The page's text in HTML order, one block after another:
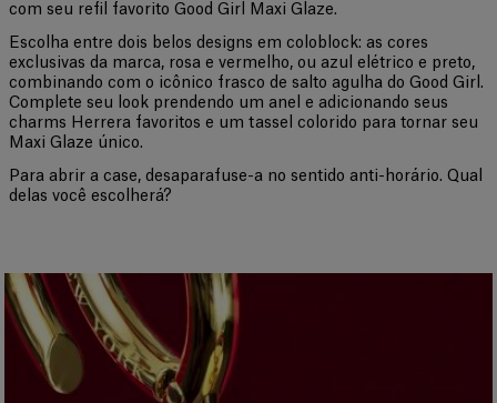
com seu refil favorito Good Girl Maxi Glaze.
Escolha entre dois belos designs em coloblock: as cores
exclusivas da marca, rosa e vermelho, ou azul elétrico e preto,
combinando com o icônico frasco de salto agulha do Good Girl.
Complete seu look prendendo um anel e adicionando seus
charms Herrera favoritos e um tassel colorido para tornar seu
Maxi Glaze único.
Para abrir a case, desaparafuse-a no sentido anti-horário. Qual
delas você escolherá?